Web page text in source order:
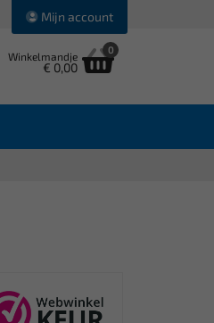
Mijn account
Winkelmandje
€ 0,00
0